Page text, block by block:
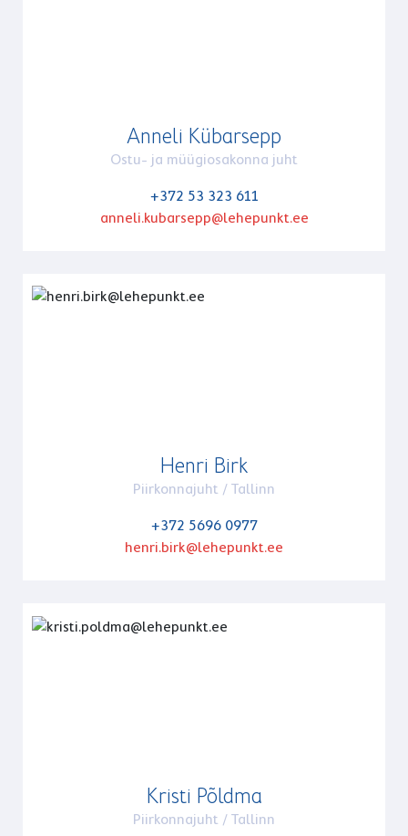
Anneli Kübarsepp
Ostu- ja müügiosakonna juht
+372 53 323 611
anneli.kubarsepp@lehepunkt.ee
Henri Birk
Piirkonnajuht / Tallinn
+372 5696 0977
henri.birk@lehepunkt.ee
Kristi Põldma
Piirkonnajuht / Tallinn